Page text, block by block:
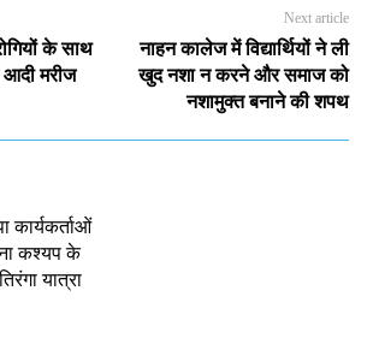
के साथ
मरीज
Next article
नाहन कालेज में विद्यार्थियों ने ली
खुद नशा न करने और समाज को
नशामुक्त बनाने की शपथ
कार्यकर्ताओं
कश्यप के
यात्रा